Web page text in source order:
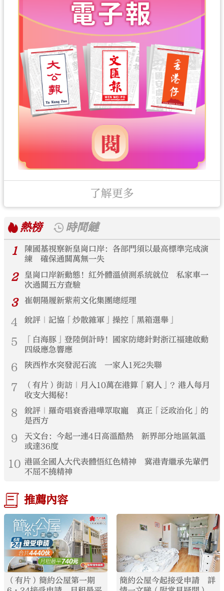
了解更多
熱榜
時間鏈
1
陳國基視察新皇崗口岸：各部門須以最高標準完成演
練 確保通關萬無一失
2
皇崗口岸新動態！紅外體溫偵測系統就位 私家車一
次過關五方查驗
3 崔朝陽履新紫荊文化集團總經理
4 銳評｜記協「炒散雜軍」操控「黑箱選舉」
5
「白海豚」登陸倒計時！國家防總針對浙江福建啟動
四級應急響應
6 陝西柞水突發泥石流 一家人1死2失聯
7
（有片）街訪｜月入10萬在港算「窮人」？港人每月
收支大揭秘！
8
銳評｜羅奇唱衰香港嘩眾取寵 真正「泛政治化」的
是西方
9
天文台：今起一連4日高溫酷熱 新界部分地區氣溫
或達36度
10 港區全國人大代表體悟紅色精神 冀港青繼承先輩們
不屈不撓精神
推薦內容
（有片）簡約公屋第一期
簡約公屋今起接受申請 詳